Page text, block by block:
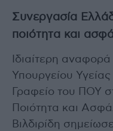
Συνεργασία
ποιότητα και
Ιδιαίτερη
Υπουργείου
Γραφείο του ΠΟΥ
Ποιότητα και
Βιλδιρίδη